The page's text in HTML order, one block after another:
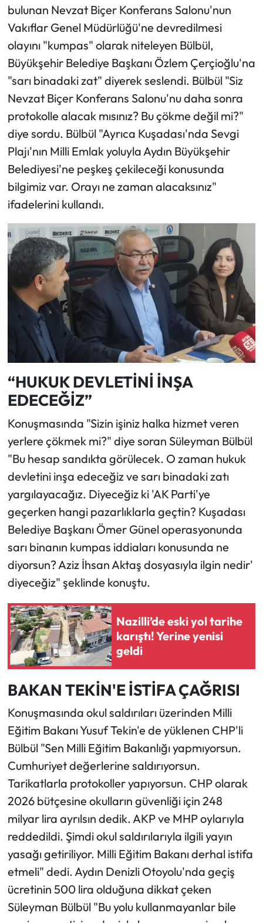
bulunan Nevzat Biçer Konferans Salonu'nun
Vakıflar Genel Müdürlüğü'ne devredilmesi
olayını "kumpas" olarak niteleyen Bülbül,
Büyükşehir Belediye Başkanı Özlem Çerçioğlu'na
"sarı binadaki zat" diyerek seslendi. Bülbül "Siz
Nevzat Biçer Konferans Salonu'nu daha sonra
protokolle alacak mısınız? Bu çökme değil mi?"
diye sordu. Bülbül "Ayrıca Kuşadası'nda Sevgi
Plajı'nın Milli Emlak yoluyla Aydın Büyükşehir
Belediyesi'ne peşkeş çekileceği konusunda
bilgimiz var. Orayı ne zaman alacaksınız"
ifadelerini kullandı.
“HUKUK DEVLETİNİ İNŞA
EDECEĞİZ”
Konuşmasında "Sizin işiniz halka hizmet veren
yerlere çökmek mi?" diye soran Süleyman Bülbül
"Bu hesap sandıkta görülecek. O zaman hukuk
devletini inşa edeceğiz ve sarı binadaki zatı
yargılayacağız. Diyeceğiz ki 'AK Parti'ye
geçerken hangi pazarlıklarla geçtin? Kuşadası
Belediye Başkanı Ömer Günel operasyonunda
sarı binanın kumpas iddiaları konusunda ne
diyorsun? Aziz İhsan Aktaş dosyasıyla ilgin nedir'
diyeceğiz" şeklinde konuştu.
Nazilli’de eski yol tarihe
karıştı! Yerine yenisi
geldi
BAKAN TEKİN'E İSTİFA ÇAĞRISI
Konuşmasında okul saldırıları üzerinden Milli
Eğitim Bakanı Yusuf Tekin'e de yüklenen CHP'li
Bülbül "Sen Milli Eğitim Bakanlığı yapmıyorsun.
Cumhuriyet değerlerine saldırıyorsun.
Tarikatlarla protokoller yapıyorsun. CHP olarak
2026 bütçesine okulların güvenliği için 248
milyar lira ayrılsın dedik. AKP ve MHP oylarıyla
reddedildi. Şimdi okul saldırılarıyla ilgili yayın
yasağı getiriliyor. Milli Eğitim Bakanı derhal istifa
etmeli" dedi. Aydın Denizli Otoyolu'nda geçiş
ücretinin 500 lira olduğuna dikkat çeken
Süleyman Bülbül "Bu yolu kullanmayanlar bile